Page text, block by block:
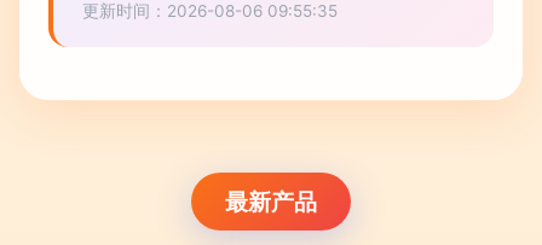
更新时间：2026-08-06 09:55:35
最新产品